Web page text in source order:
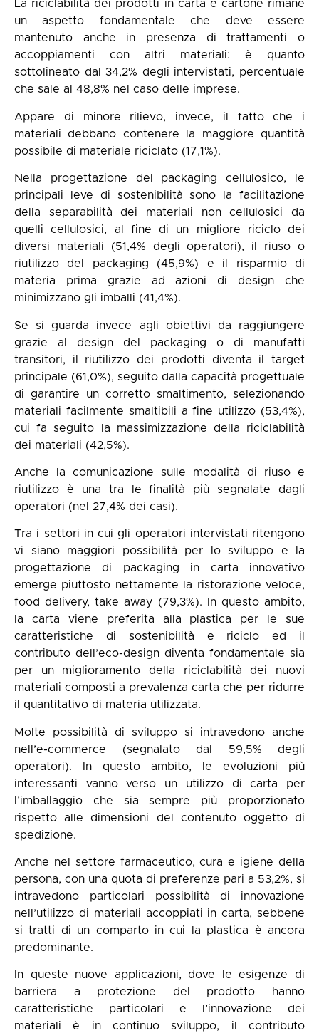
La riciclabilità dei prodotti in carta e cartone rimane
un aspetto fondamentale che deve essere
mantenuto anche in presenza di trattamenti o
accoppiamenti con altri materiali: è quanto
sottolineato dal 34,2% degli intervistati, percentuale
che sale al 48,8% nel caso delle imprese.
Appare di minore rilievo, invece, il fatto che i
materiali debbano contenere la maggiore quantità
possibile di materiale riciclato (17,1%).
Nella progettazione del packaging cellulosico, le
principali leve di sostenibilità sono la facilitazione
della separabilità dei materiali non cellulosici da
quelli cellulosici, al fine di un migliore riciclo dei
diversi materiali (51,4% degli operatori), il riuso o
riutilizzo del packaging (45,9%) e il risparmio di
materia prima grazie ad azioni di design che
minimizzano gli imballi (41,4%).
Se si guarda invece agli obiettivi da raggiungere
grazie al design del packaging o di manufatti
transitori, il riutilizzo dei prodotti diventa il target
principale (61,0%), seguito dalla capacità progettuale
di garantire un corretto smaltimento, selezionando
materiali facilmente smaltibili a fine utilizzo (53,4%),
cui fa seguito la massimizzazione della riciclabilità
dei materiali (42,5%).
Anche la comunicazione sulle modalità di riuso e
riutilizzo è una tra le finalità più segnalate dagli
operatori (nel 27,4% dei casi).
Tra i settori in cui gli operatori intervistati ritengono
vi siano maggiori possibilità per lo sviluppo e la
progettazione di packaging in carta innovativo
emerge piuttosto nettamente la ristorazione veloce,
food delivery, take away (79,3%). In questo ambito,
la carta viene preferita alla plastica per le sue
caratteristiche di sostenibilità e riciclo ed il
contributo dell’eco-design diventa fondamentale sia
per un miglioramento della riciclabilità dei nuovi
materiali composti a prevalenza carta che per ridurre
il quantitativo di materia utilizzata.
Molte possibilità di sviluppo si intravedono anche
nell’e-commerce (segnalato dal 59,5% degli
operatori). In questo ambito, le evoluzioni più
interessanti vanno verso un utilizzo di carta per
l’imballaggio che sia sempre più proporzionato
rispetto alle dimensioni del contenuto oggetto di
spedizione.
Anche nel settore farmaceutico, cura e igiene della
persona, con una quota di preferenze pari a 53,2%, si
intravedono particolari possibilità di innovazione
nell’utilizzo di materiali accoppiati in carta, sebbene
si tratti di un comparto in cui la plastica è ancora
predominante.
In queste nuove applicazioni, dove le esigenze di
barriera a protezione del prodotto hanno
caratteristiche particolari e l’innovazione dei
materiali è in continuo sviluppo, il contributo